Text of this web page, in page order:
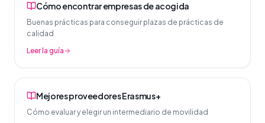
Cómo encontrar empresas de acogida
Buenas prácticas para conseguir plazas de prácticas de
calidad
Leer la guía
Mejores proveedores Erasmus+
Cómo evaluar y elegir un intermediario de movilidad